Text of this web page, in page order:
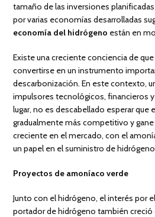
tamaño de las inversiones
por varias economías desarrolladas
economía del hidrógeno están en
Existe una creciente conciencia de que
convertirse en un instrumento
descarbonización. En este contexto,
impulsores tecnológicos, financieros
lugar, no es descabellado esperar que
gradualmente más competitivo y
creciente en el mercado, con el
un papel en el suministro de
Proyectos de amoníaco verde
Junto con el hidrógeno, el interés por el
portador de hidrógeno también